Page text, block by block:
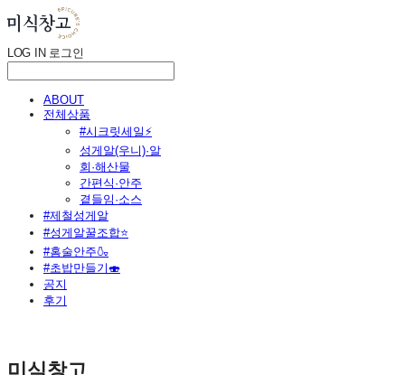
LOG IN 로그인
ABOUT
전체상품
#시크릿세일⚡
성게알(우니)·알
회·해산물
간편식·안주
곁들임·소스
#제철성게알
#성게알꿀조합⭐
#홈술안주🍶
#초밥만들기🍣
공지
후기